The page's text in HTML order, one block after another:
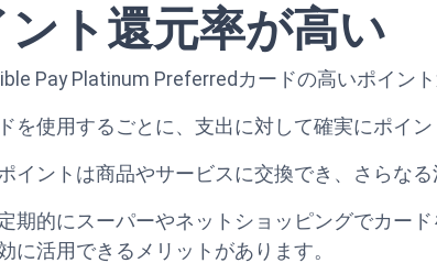
ト還元率が高い
Pay Platinum Preferredカードの高いポイン
を使用するごとに、支出に対して確実にポイン
イントは商品やサービスに交換でき、さらなる
期的にスーパーやネットショッピングでカー
に活用できるメリットがあります。